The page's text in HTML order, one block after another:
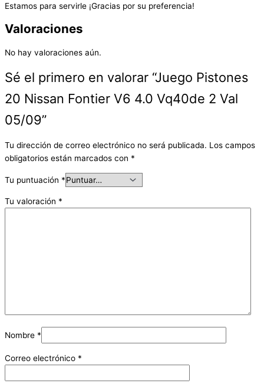
Estamos para servirle ¡Gracias por su preferencia!
Valoraciones
No hay valoraciones aún.
Sé el primero en valorar “Juego Pistones
20 Nissan Fontier V6 4.0 Vq40de 2 Val
05/09”
Tu dirección de correo electrónico no será publicada. Los campos
obligatorios están marcados con *
Tu puntuación *
Tu valoración *
Nombre *
Correo electrónico *